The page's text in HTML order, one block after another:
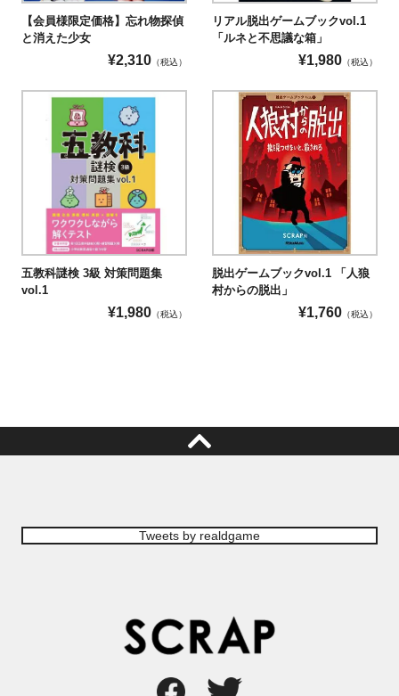
【会員様限定価格】忘れ物探偵
と消えた少女
¥2,310 （税込）
リアル脱出ゲームブックvol.1
「ルネと不思議な箱」
¥1,980 （税込）
五教科謎検 3級 対策問題集
vol.1
¥1,980 （税込）
脱出ゲームブックvol.1 「人狼
村からの脱出」
¥1,760 （税込）
Tweets by realdgame